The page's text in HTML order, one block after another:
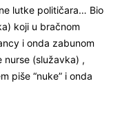
lutke političara… Bio
koji u bračnom
i onda zabunom
nurse (služavka) ,
piše “nuke” i onda